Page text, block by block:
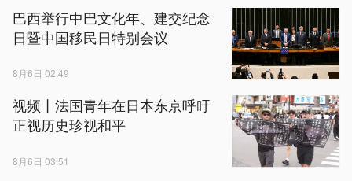
巴西举行中巴文化年、建交纪念
日暨中国移民日特别会议
8月6日 02:49
视频丨法国青年在日本东京呼吁
正视历史珍视和平
8月6日 03:51